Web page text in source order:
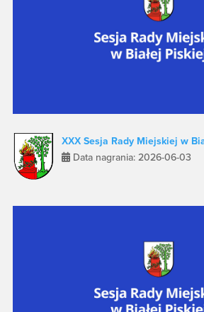
XXX Sesja Rady Miejskiej w
Data nagrania: 2026-06-03